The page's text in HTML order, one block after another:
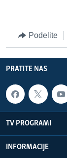
Podelite
PRATITE NAS
TV PROGRAMI
INFORMACIJE